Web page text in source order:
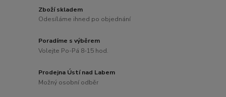
Zboží skladem
Odesíláme ihned po objednání
Poradíme s výběrem
Volejte Po-Pá 8-15 hod.
Prodejna Ústí nad Labem
Možný osobní odběr